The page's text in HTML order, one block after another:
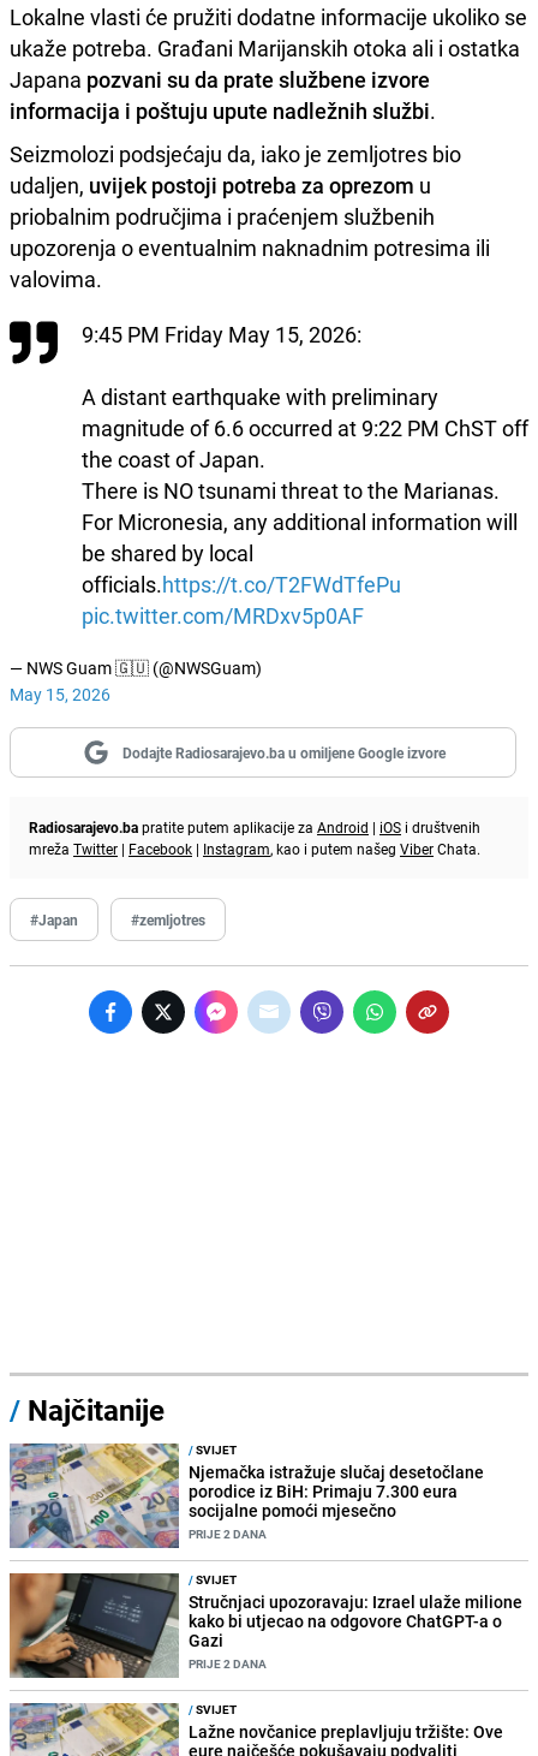
Lokalne vlasti će pružiti dodatne informacije ukoliko se
ukaže potreba. Građani Marijanskih otoka ali i ostatka
Japana pozvani su da prate službene izvore
informacija i poštuju upute nadležnih službi.
Seizmolozi podsjećaju da, iako je zemljotres bio
udaljen, uvijek postoji potreba za oprezom u
priobalnim područjima i praćenjem službenih
upozorenja o eventualnim naknadnim potresima ili
valovima.
9:45 PM Friday May 15, 2026:
A distant earthquake with preliminary
magnitude of 6.6 occurred at 9:22 PM ChST off
the coast of Japan.
There is NO tsunami threat to the Marianas.
For Micronesia, any additional information will
be shared by local
officials.https://t.co/T2FWdTfePu
pic.twitter.com/MRDxv5p0AF
— NWS Guam 🇬🇺 (@NWSGuam)
May 15, 2026
Dodajte Radiosarajevo.ba u omiljene Google izvore
Radiosarajevo.bapratite putem aplikacije za Android | iOS i društvenih
mreža Twitter | Facebook | Instagram, kao i putem našeg ViberChata.
#Japan #zemljotres
/ Najčitanije
/SVIJET
Njemačka istražuje slučaj desetočlane
porodice iz BiH: Primaju 7.300 eura
socijalne pomoći mjesečno
PRIJE 2 DANA
/SVIJET
Stručnjaci upozoravaju: Izrael ulaže milione
kako bi utjecao na odgovore ChatGPT-a o
Gazi
PRIJE 2 DANA
/SVIJET
Lažne novčanice preplavljuju tržište: Ove
eure najčešće pokušavaju podvaliti